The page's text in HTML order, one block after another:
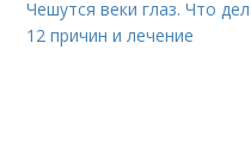
Чешутся веки глаз. Что
12 причин и лечение